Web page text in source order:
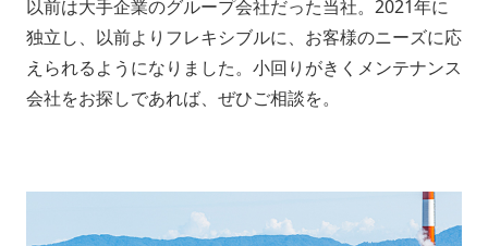
以前は大手企業のグループ会社だった当社。2021年に
独立し、以前よりフレキシブルに、お客様のニーズに応
えられるようになりました。小回りがきくメンテナンス
会社をお探しであれば、ぜひご相談を。